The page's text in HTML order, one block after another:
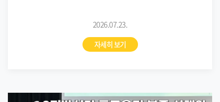
2026.07.23.
자세히 보기